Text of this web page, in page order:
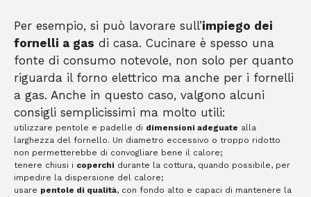
Per esempio, si può lavorare sull’impiego dei
fornelli a gas di casa. Cucinare è spesso una
fonte di consumo notevole, non solo per quanto
riguarda il forno elettrico ma anche per i fornelli
a gas. Anche in questo caso, valgono alcuni
consigli semplicissimi ma molto utili:
utilizzare pentole e padelle di dimensioni adeguate alla
larghezza del fornello. Un diametro eccessivo o troppo ridotto
non permetterebbe di convogliare bene il calore;
tenere chiusi i coperchi durante la cottura, quando possibile, per
impedire la dispersione del calore;
usare pentole di qualità, con fondo alto e capaci di mantenere la